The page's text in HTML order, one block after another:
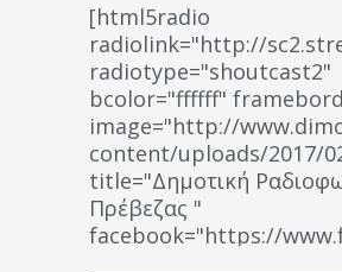
[html5radio
radiolink="http://
radiotype="shoutcast2"
bcolor="ffffff"
image="http://
content/uploads/2017/
title="Δημοτική
Πρέβεζας "
facebook="https://